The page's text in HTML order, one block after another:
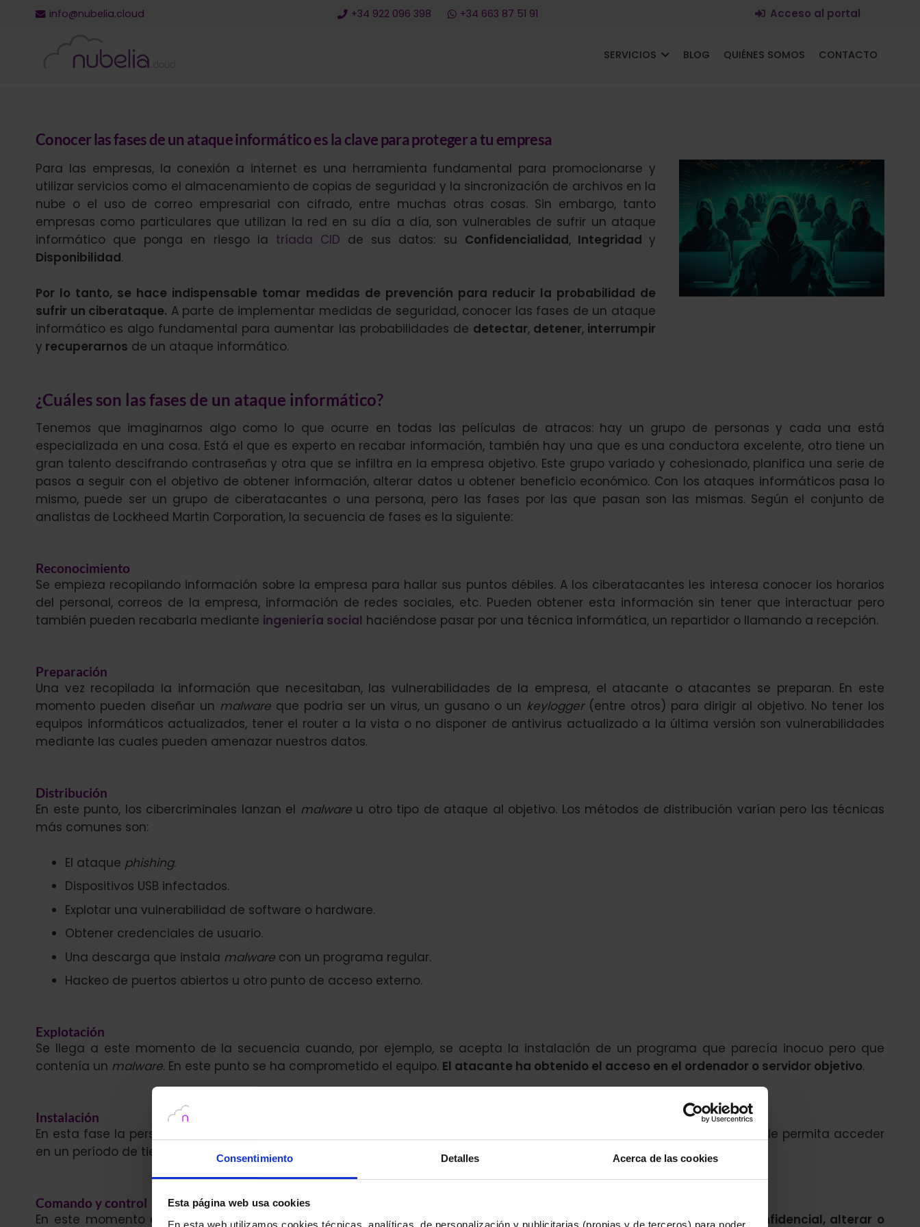
Consentimiento Detalles Acerca de las cookies
Esta página web usa cookies
En esta web utilizamos cookies técnicas, analíticas, de personalización y publicitarias (propias y de terceros) para poder
info@nubelia.cloud +34 922 096 398 +34 663 87 51 91 Acceso al portal
SERVICIOS BLOG QUIÉNES SOMOS CONTACTO
Conocer las fases de un ataque informático es la clave para proteger a tu empresa
Para las empresas, la conexión a internet es una herramienta fundamental para promocionarse y
utilizar servicios como el almacenamiento de copias de seguridad y la sincronización de archivos en la
nube o el uso de correo empresarial con cifrado, entre muchas otras cosas. Sin embargo, tanto
empresas como particulares que utilizan la red en su día a día, son vulnerables de sufrir un ataque
informático que ponga en riesgo la tríada CID de sus datos: su Confidencialidad,Integridady
Disponibilidad.
Por lo tanto, se hace indispensable tomar medidas de prevención para reducir la probabilidad de
sufrir un ciberataque. A parte de implementar medidas de seguridad, conocer las fases de un ataque
informático es algo fundamental para aumentar las probabilidades de detectar,detener,interrumpir
y recuperarnos de un ataque informático.
¿Cuáles son las fases de un ataque informático?
Tenemos que imaginarnos algo como lo que ocurre en todas las películas de atracos: hay un grupo de personas y cada una está
especializada en una cosa. Está el que es experto en recabar información, también hay una que es una conductora excelente, otro tiene un
gran talento descifrando contraseñas y otra que se infiltra en la empresa objetivo. Este grupo variado y cohesionado, planifica una serie de
pasos a seguir con el objetivo de obtener información, alterar datos u obtener beneficio económico. Con los ataques informáticos pasa lo
mismo, puede ser un grupo de ciberatacantes o una persona, pero las fases por las que pasan son las mismas. Según el conjunto de
analistas de Lockheed Martin Corporation, la secuencia de fases es la siguiente:
Reconocimiento
Se empieza recopilando información sobre la empresa para hallar sus puntos débiles. A los ciberatacantes les interesa conocer los horarios
del personal, correos de la empresa, información de redes sociales, etc. Pueden obtener esta información sin tener que interactuar pero
también pueden recabarla mediante ingeniería social haciéndose pasar por una técnica informática, un repartidor o llamando a recepción.
Preparación
Una vez recopilada la información que necesitaban, las vulnerabilidades de la empresa, el atacante o atacantes se preparan. En este
momento pueden diseñar un malware que podría ser un virus, un gusano o un keylogger(entre otros) para dirigir al objetivo. No tener los
equipos informáticos actualizados, tener el router a la vista o no disponer de antivirus actualizado a la última versión son vulnerabilidades
mediante las cuales pueden amenazar nuestros datos.
Distribución
En este punto, los cibercriminales lanzan el malwareu otro tipo de ataque al objetivo. Los métodos de distribución varían pero las técnicas
más comunes son:
El ataque phishing.
Dispositivos USB infectados.
Explotar una vulnerabilidad de software o hardware.
Obtener credenciales de usuario.
Una descarga que instala malwarecon un programa regular.
Hackeo de puertos abiertos u otro punto de acceso externo.
Explotación
Se llega a este momento de la secuencia cuando, por ejemplo, se acepta la instalación de un programa que parecía inocuo pero que
contenía un malware. En este punto se ha comprometido el equipo. El atacante ha obtenido el acceso en el ordenador o servidor objetivo.
Instalación
En esta fase la persona ciberatacante
de la víctima instalando una puerta trasera que le permita acceder
en un período de tiempo prolongado.
Comando y control
En este momento el o la ciberatacante manipula en remoto el equipo de la víctima.Puede sustraer información confidencial, alterar o